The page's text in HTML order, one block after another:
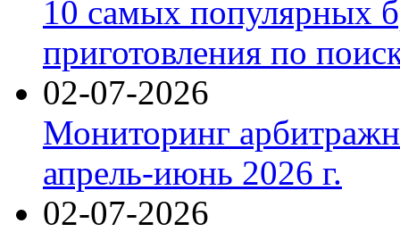
10 самых популярных
приготовления по
02-07-2026
Мониторинг
апрель-июнь 2026 г.
02-07-2026